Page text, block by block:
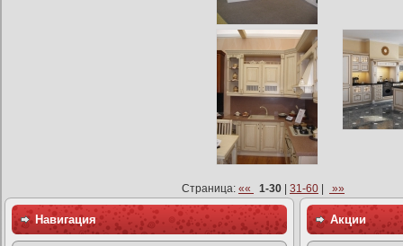
Страница: «« 1-30 | 31-60 | »»
Навигация Акции